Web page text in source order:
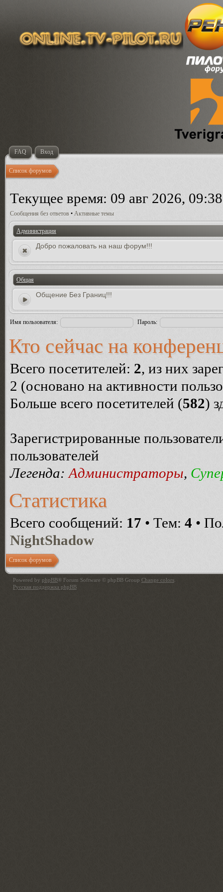
FAQ Вход
Список форумов
Текущее время: 09 авг 2026, 09:38
Сообщения без ответов • Активные темы
Администрация
Добро пожаловать на наш форум!!!
Общая
Общение Без Границ!!!
Имя пользователя: Пароль:
Кто сейчас на
Всего посетителей: 2, из них
2 (основано на активности
Больше всего посетителей (582)
Зарегистрированные
пользователей
Легенда: Администраторы,
Статистика
Всего сообщений: 17 • Тем: 4 •
NightShadow
Список форумов
Powered by phpBB® Forum Software © phpBB Group Change colors
Русская поддержка phpBB